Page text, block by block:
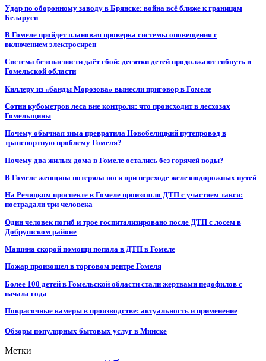
Удар по оборонному заводу в Брянске: война всё ближе к границам
Беларуси
В Гомеле пройдет плановая проверка системы оповещения с
включением электросирен
Система безопасности даёт сбой: десятки детей продолжают гибнуть в
Гомельской области
Киллеру из «банды Морозова» вынесли приговор в Гомеле
Сотни кубометров леса вне контроля: что происходит в лесхозах
Гомельщины
Почему обычная зима превратила Новобелицкий путепровод в
транспортную проблему Гомеля?
Почему два жилых дома в Гомеле остались без горячей воды?
В Гомеле женщина потеряла ноги при переходе железнодорожных путей
На Речицком проспекте в Гомеле произошло ДТП с участием такси:
пострадали три человека
Один человек погиб и трое госпитализировано после ДТП с лосем в
Добрушском районе
Машина скорой помощи попала в ДТП в Гомеле
Пожар произошел в торговом центре Гомеля
Более 100 детей в Гомельской области стали жертвами педофилов с
начала года
Покрасочные камеры в производстве: актуальность и применение
Обзоры популярных бытовых услуг в Минске
Метки